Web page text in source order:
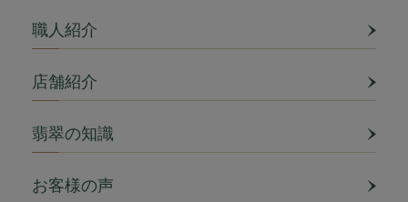
職人紹介
店舗紹介
翡翠の知識
お客様の声